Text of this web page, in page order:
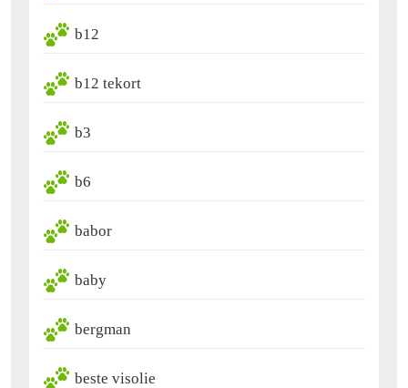
b12
b12 tekort
b3
b6
babor
baby
bergman
beste visolie